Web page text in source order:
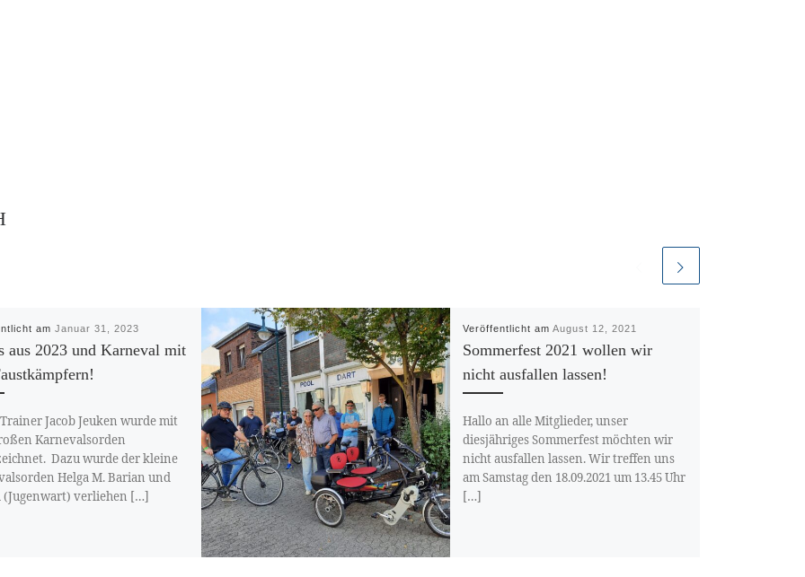
am Januar 31, 2023
aus 2023 und Karneval mit
Jacob Jeuken wurde mit
Karnevalsorden
Dazu wurde der kleine
Helga M. Barian und
(Jugenwart) verliehen […]
Veröffentlicht am August 12, 2021
Sommerfest 2021 wollen wir
nicht ausfallen lassen!
Hallo an alle Mitglieder, unser
diesjähriges Sommerfest möchten wir
nicht ausfallen lassen. Wir treffen uns
am Samstag den 18.09.2021 um 13.45 Uhr
[…]